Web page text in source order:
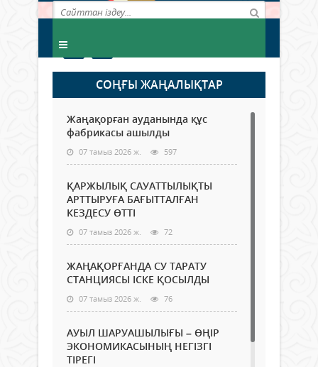
СОҢҒЫ ЖАҢАЛЫҚТАР
Жаңақорған ауданында құс
фабрикасы ашылды
07 тамыз 2026 ж. 597
ҚАРЖЫЛЫҚ САУАТТЫЛЫҚТЫ
АРТТЫРУҒА БАҒЫТТАЛҒАН
КЕЗДЕСУ ӨТТІ
07 тамыз 2026 ж. 72
ЖАҢАҚОРҒАНДА СУ ТАРАТУ
СТАНЦИЯСЫ ІСКЕ ҚОСЫЛДЫ
07 тамыз 2026 ж. 76
АУЫЛ ШАРУАШЫЛЫҒЫ – ӨҢІР
ЭКОНОМИКАСЫНЫҢ НЕГІЗГІ
ТІРЕГІ